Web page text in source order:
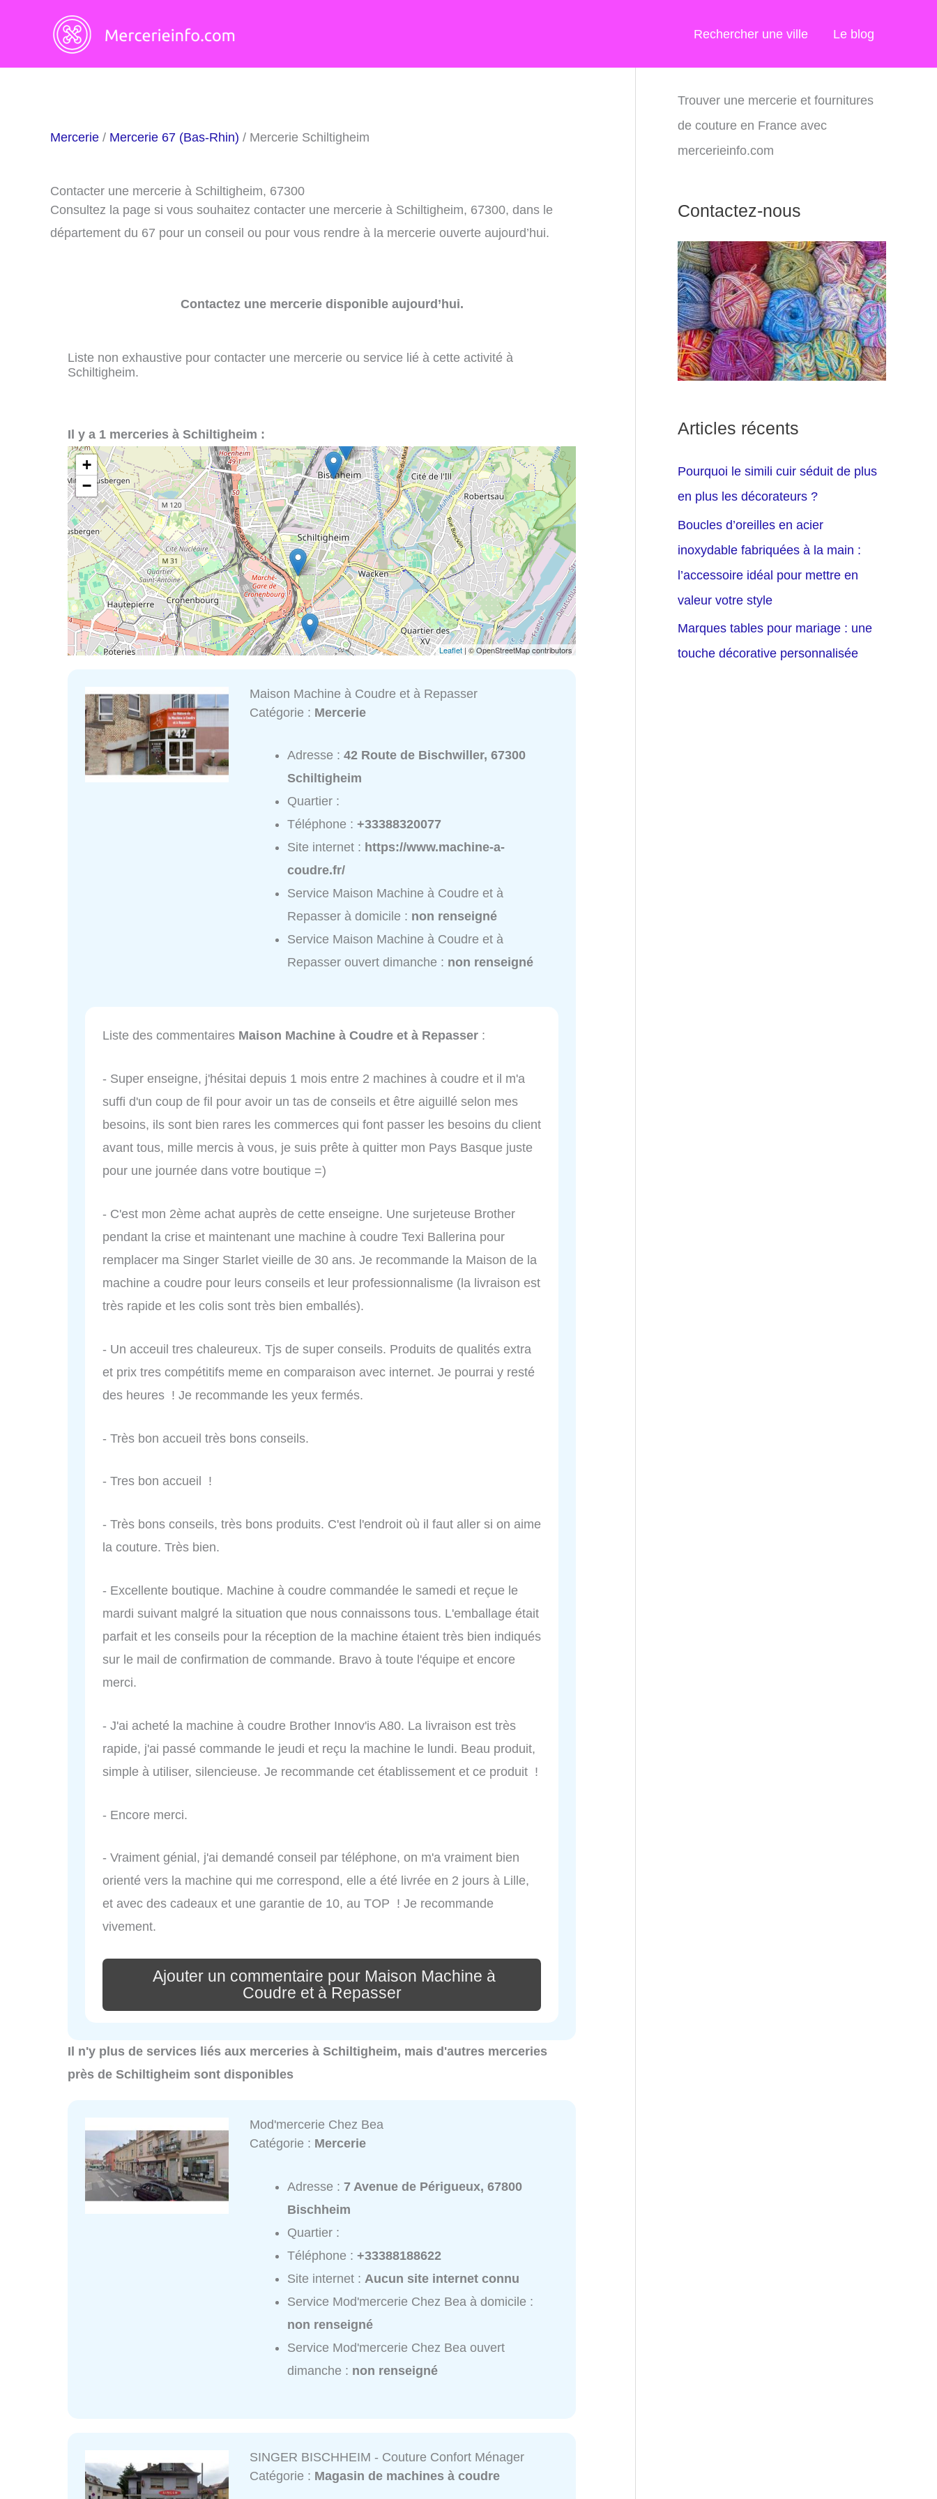
Rechercher une ville Le blog
Mercerie / Mercerie 67 (Bas-Rhin) / Mercerie Schiltigheim
Contacter une mercerie à Schiltigheim, 67300
Consultez la page si vous souhaitez contacter une mercerie à Schiltigheim, 67300, dans le
département du 67 pour un conseil ou pour vous rendre à la mercerie ouverte aujourd’hui.
Contactez une mercerie disponible aujourd’hui.
Liste non exhaustive pour contacter une mercerie ou service lié à cette activité à
Schiltigheim.
Il y a 1 merceries à Schiltigheim :
+
−
Leaflet | © OpenStreetMap contributors
Maison Machine à Coudre et à Repasser
Catégorie : Mercerie
Adresse :42 Route de Bischwiller, 67300
Schiltigheim
Quartier :
Téléphone :+33388320077
Site internet : https://www.machine-a-
coudre.fr/
Service Maison Machine à Coudre et à
Repasser à domicile : non renseigné
Service Maison Machine à Coudre et à
Repasser ouvert dimanche : non renseigné
Liste des commentaires Maison Machine à Coudre et à Repasser :
- Super enseigne, j'hésitai depuis 1 mois entre 2 machines à coudre et il m'a
suffi d'un coup de fil pour avoir un tas de conseils et être aiguillé selon mes
besoins, ils sont bien rares les commerces qui font passer les besoins du client
avant tous, mille mercis à vous, je suis prête à quitter mon Pays Basque juste
pour une journée dans votre boutique =)
- C'est mon 2ème achat auprès de cette enseigne. Une surjeteuse Brother
pendant la crise et maintenant une machine à coudre Texi Ballerina pour
remplacer ma Singer Starlet vieille de 30 ans. Je recommande la Maison de la
machine a coudre pour leurs conseils et leur professionnalisme (la livraison est
très rapide et les colis sont très bien emballés).
- Un acceuil tres chaleureux. Tjs de super conseils. Produits de qualités extra
et prix tres compétitifs meme en comparaison avec internet. Je pourrai y resté
des heures ! Je recommande les yeux fermés.
- Très bon accueil très bons conseils.
- Tres bon accueil !
- Très bons conseils, très bons produits. C'est l'endroit où il faut aller si on aime
la couture. Très bien.
- Excellente boutique. Machine à coudre commandée le samedi et reçue le
mardi suivant malgré la situation que nous connaissons tous. L'emballage était
parfait et les conseils pour la réception de la machine étaient très bien indiqués
sur le mail de confirmation de commande. Bravo à toute l'équipe et encore
merci.
- J'ai acheté la machine à coudre Brother Innov'is A80. La livraison est très
rapide, j'ai passé commande le jeudi et reçu la machine le lundi. Beau produit,
simple à utiliser, silencieuse. Je recommande cet établissement et ce produit !
- Encore merci.
- Vraiment génial, j'ai demandé conseil par téléphone, on m'a vraiment bien
orienté vers la machine qui me correspond, elle a été livrée en 2 jours à Lille,
et avec des cadeaux et une garantie de 10, au TOP ! Je recommande
vivement.
Ajouter un commentaire pour Maison Machine à
Coudre et à Repasser
Il n'y plus de services liés aux merceries à Schiltigheim, mais d'autres merceries
près de Schiltigheim sont disponibles
Mod'mercerie Chez Bea
Catégorie : Mercerie
Adresse :7 Avenue de Périgueux, 67800
Bischheim
Quartier :
Téléphone :+33388188622
Site internet :Aucun site internet connu
Service Mod'mercerie Chez Bea à domicile :
non renseigné
Service Mod'mercerie Chez Bea ouvert
dimanche : non renseigné
SINGER BISCHHEIM - Couture Confort Ménager
Catégorie : Magasin de machines à coudre
Trouver une mercerie et fournitures
de couture en France avec
mercerieinfo.com
Contactez-nous
Articles récents
Pourquoi le simili cuir séduit de plus
en plus les décorateurs ?
Boucles d’oreilles en acier
inoxydable fabriquées à la main :
l’accessoire idéal pour mettre en
valeur votre style
Marques tables pour mariage : une
touche décorative personnalisée